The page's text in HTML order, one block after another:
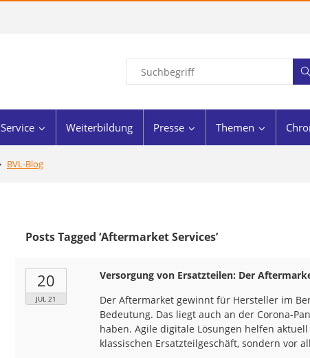
Service Weiterbildung Presse Themen
BVL-Blog
Posts Tagged ‘Aftermarket Services’
20
JUL 21
Versorgung von Ersatzteilen: Der
Der Aftermarket gewinnt für Hersteller im
Bedeutung. Das liegt auch an der Corona-
haben. Agile digitale Lösungen helfen
klassischen Ersatzteilgeschäft, sondern vor